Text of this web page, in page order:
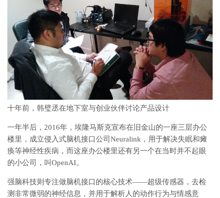
十年前，韩璧丞在地下室与创业伙伴讨论产品设计
一年半后，2016年，埃隆马斯克宣布在旧金山的一座三层办公
楼里，成立侵入式脑机接口公司Neuralink，用于解决失眠和瘫
痪等神经性疾病，而这座办公楼里还有另一个在当时并不起眼
的小公司，叫OpenAI。
强脑科技则专注做脑机接口的核心技术——超级传感器，去检
测非常微弱的神经信息，并用于解析人的动作行为与情感意